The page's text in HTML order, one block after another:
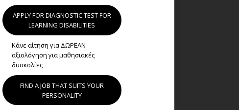
APPLY FOR DIAGNOSTIC TEST FOR
LEARNING DISABILITIES
Κάνε αίτηση για ΔΩΡΕΑΝ
αξιολόγηση για μαθησιακές
δυσκολίες
FIND A JOB THAT SUITS YOUR
PERSONALITY